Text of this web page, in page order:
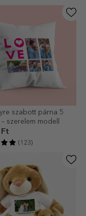
szabott párna 5
szerelem modell
(123)